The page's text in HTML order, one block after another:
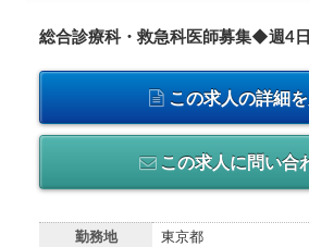
総合診療科・救急科医師募集◆週4
この求人の詳細
この求人に問い合
勤務地 東京都